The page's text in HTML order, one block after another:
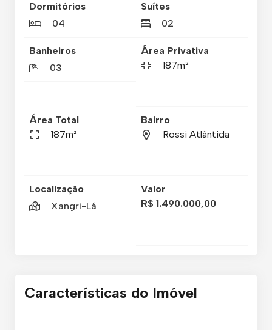
Dormitórios
04
Suítes
02
Banheiros
03
Área Privativa
187m²
Área Total
187m²
Bairro
Rossi Atlântida
Localização
Xangri-Lá
Valor
R$ 1.490.000,00
Características do Imóvel